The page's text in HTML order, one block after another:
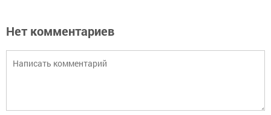
Нет комментариев